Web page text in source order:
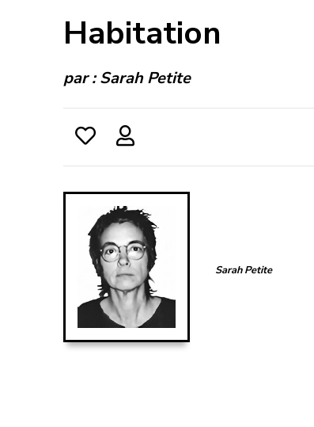
Habitation
par :Sarah Petite
Sarah Petite